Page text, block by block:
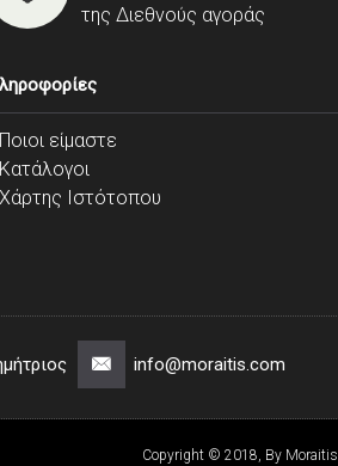
της Διεθνούς αγοράς
Ποιοι είμαστε
Κατάλογοι
Χάρτης Ιστότοπου
info@moraitis.com
Copyright © 2018, By